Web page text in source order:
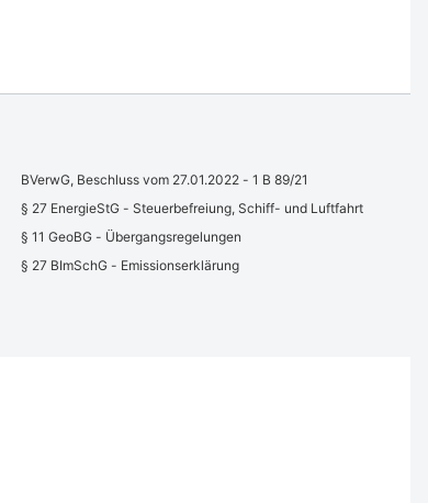
BVerwG, Beschluss vom 27.01.2022 - 1 B 89/21
§ 27 EnergieStG - Steuerbefreiung, Schiff- und Luftfahrt
§ 11 GeoBG - Übergangsregelungen
§ 27 BImSchG - Emissionserklärung